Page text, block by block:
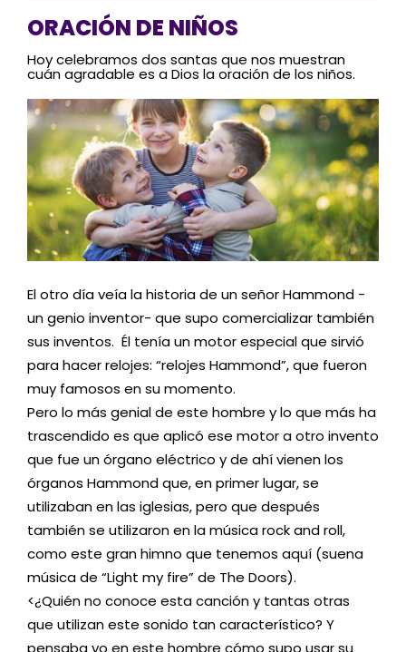
ORACIÓN DE NIÑOS
Hoy celebramos dos santas que nos muestran
cuán agradable es a Dios la oración de los niños.
El otro día veía la historia de un señor Hammond -
un genio inventor- que supo comercializar también
sus inventos. Él tenía un motor especial que sirvió
para hacer relojes: “relojes Hammond”, que fueron
muy famosos en su momento.
Pero lo más genial de este hombre y lo que más ha
trascendido es que aplicó ese motor a otro invento
que fue un órgano eléctrico y de ahí vienen los
órganos Hammond que, en primer lugar, se
utilizaban en las iglesias, pero que después
también se utilizaron en la música rock and roll,
como este gran himno que tenemos aquí (suena
música de “Light my fire” de The Doors).
<¿Quién no conoce esta canción y tantas otras
que utilizan este sonido tan característico? Y
pensaba yo en este hombre cómo supo usar su